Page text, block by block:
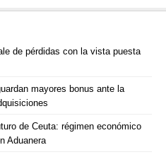
de pérdidas con la vista puesta
mayores bonus ante la
de Ceuta: régimen económico
Aduanera